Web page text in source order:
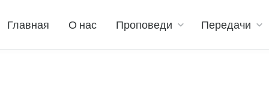
Главная О нас Проповеди Передачи